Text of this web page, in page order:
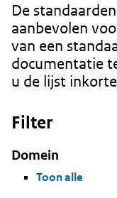
Content
De
aanbevolen
van een
documentatie
u de lijst
Filter
Domein
Toon alle